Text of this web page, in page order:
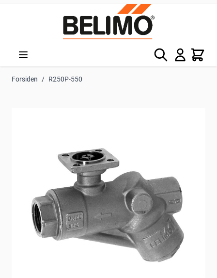
Søg Kurv
Forsiden / R250P-550